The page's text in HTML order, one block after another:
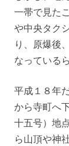
一帯で見た
や中央タク
り、原爆後
なっている
平成１８年
から寺町へ
十五号）地
ら山頂や神